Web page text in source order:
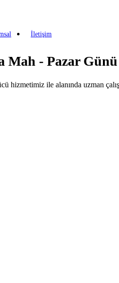
İletişim
Mah - Pazar
hizmetimiz ile alanında uzman